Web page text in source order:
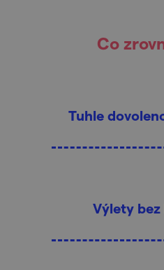
Co
Tuhle
Výlety